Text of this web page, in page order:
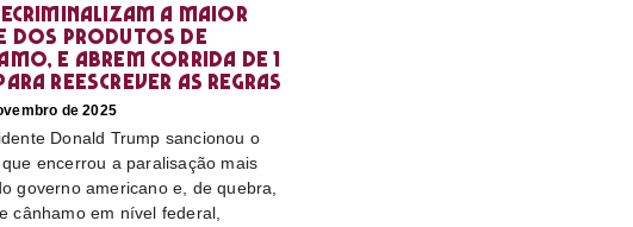
a maior
dos produtos de
e abrem corrida de 1
reescrever as regras
de 2025
Donald Trump sancionou o
encerrou a paralisação mais
governo americano e, de quebra,
cânhamo em nível federal,